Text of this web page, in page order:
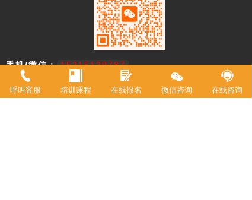
呼叫客服 培训课程 在线报名 微信咨询 在线咨询
手机/微信： 15215129787
学校地址：
重庆市渝中区中山二路196号附2号港天大厦A
栋一楼